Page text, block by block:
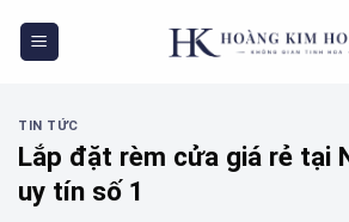
TIN TỨC
Lắp đặt rèm cửa giá rẻ tại
uy tín số 1